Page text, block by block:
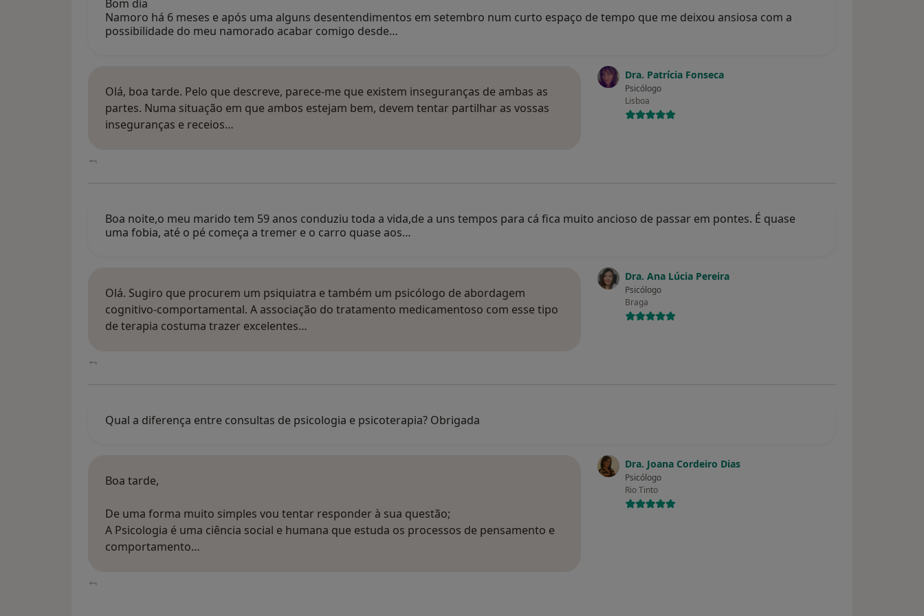
Bom dia
Namoro há 6 meses e após uma alguns desentendimentos em setembro num curto espaço de tempo que me deixou ansiosa com a
possibilidade do meu namorado acabar comigo desde…
Dra. Patrícia Fonseca
Psicólogo
Lisboa
Olá, boa tarde. Pelo que descreve, parece-me que existem inseguranças de ambas as
partes. Numa situação em que ambos estejam bem, devem tentar partilhar as vossas
inseguranças e receios…
Boa noite,o meu marido tem 59 anos conduziu toda a vida,de a uns tempos para cá fica muito ancioso de passar em pontes. É quase
uma fobia, até o pé começa a tremer e o carro quase aos…
Dra. Ana Lúcia Pereira
Psicólogo
Braga
Olá. Sugiro que procurem um psiquiatra e também um psicólogo de abordagem
cognitivo-comportamental. A associação do tratamento medicamentoso com esse tipo
de terapia costuma trazer excelentes…
Qual a diferença entre consultas de psicologia e psicoterapia? Obrigada
Dra. Joana Cordeiro Dias
Psicólogo
Rio Tinto
Boa tarde,
De uma forma muito simples vou tentar responder à sua questão;
A Psicologia é uma ciência social e humana que estuda os processos de pensamento e
comportamento…